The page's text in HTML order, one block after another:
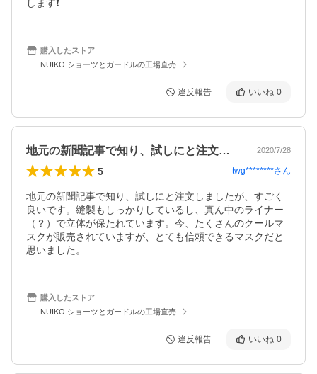
します❗
購入したストア
NUIKO ショーツとガードルの工場直売
違反報告 いいね 0
地元の新聞記事で知り、試しにと注文しま… 2020/7/28
5 twg********さん
地元の新聞記事で知り、試しにと注文しましたが、すごく
良いです。縫製もしっかりしているし、真ん中のライナー
（？）で立体が保たれています。今、たくさんのクールマ
スクが販売されていますが、とても信頼できるマスクだと
思いました。
購入したストア
NUIKO ショーツとガードルの工場直売
違反報告 いいね 0